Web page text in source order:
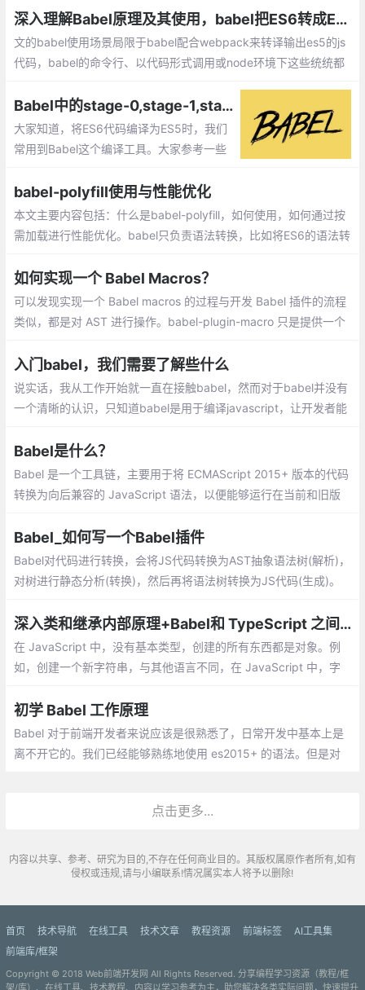
转译
深入理解Babel原理及其使用，babel把ES6转成ES5的原理是什么？
文的babel使用场景局限于babel配合webpack来转译输出es5的js
代码，babel的命令行、以代码形式调用或node环境下这些统统都
-js。
Babel中的stage-0,stage-1,stage-2以及stage-3的作用（转）
大家知道，将ES6代码编译为ES5时，我们
常用到Babel这个编译工具。大家参考一些
家在.babelrc中输入如下代码
babel-polyfill使用与性能优化
本文主要内容包括：什么是babel-polyfill，如何使用，如何通过按
需加载进行性能优化。babel只负责语法转换，比如将ES6的语法转
引入babel-polyfill来模拟实现这些对象、方法。
如何实现一个 Babel Macros？
可以发现实现一个 Babel macros 的过程与开发 Babel 插件的流程
类似，都是对 AST 进行操作。babel-plugin-macro 只是提供一个
编译时进行拓展
入门babel，我们需要了解些什么
说实话，我从工作开始就一直在接触babel，然而对于babel并没有
一个清晰的认识，只知道babel是用于编译javascript，让开发者能
很多困惑，下面我就以babel@7为例
Babel是什么？
Babel 是一个工具链，主要用于将 ECMAScript 2015+ 版本的代码
转换为向后兼容的 JavaScript 语法，以便能够运行在当前和旧版
Babel_如何写一个Babel插件
Babel对代码进行转换，会将JS代码转换为AST抽象语法树(解析)，
对树进行静态分析(转换)，然后再将语法树转换为JS代码(生成)。
的类型。其他属性用来进一步描述节点的类型。
深入类和继承内部原理+Babel和 TypeScript 之间转换
在 JavaScript 中，没有基本类型，创建的所有东西都是对象。例
如，创建一个新字符串，与其他语言不同，在 JavaScript 中，字
法，甚至可以在基本类型上执行这些方法。
初学 Babel 工作原理
Babel 对于前端开发者来说应该是很熟悉了，日常开发中基本上是
离不开它的。我们已经能够熟练地使用 es2015+ 的语法。但是对
点击更多...
内容以共享、参考、研究为目的,不存在任何商业目的。其版权属原作者所有,如有
侵权或违规,请与小编联系!情况属实本人将予以删除!
首页 技术导航 在线工具 技术文章 教程资源 前端标签
AI工具集
前端库/框架